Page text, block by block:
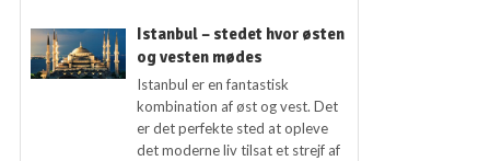
Istanbul – stedet hvor østen
og vesten mødes
Istanbul er en fantastisk
kombination af øst og vest. Det
er det perfekte sted at opleve
det moderne liv tilsat et strejf af